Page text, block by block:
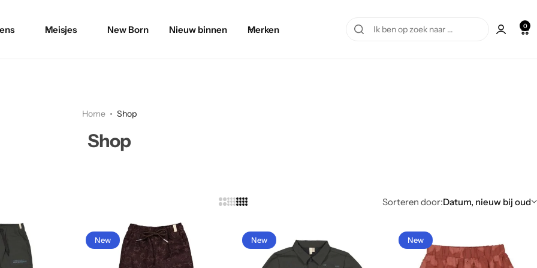
Meisjes New Born Nieuw binnen Merken 0
Home Shop
Shop
Sorteren door:Datum, nieuw bij oud
New New New